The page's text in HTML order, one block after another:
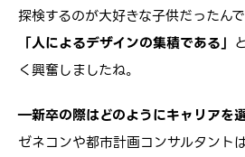
探検するのが大好きな子供だったん
「人によるデザインの集積である」
く興奮しましたね。
―新卒の際はどのようにキャリアを
ゼネコンや都市計画コンサルタント